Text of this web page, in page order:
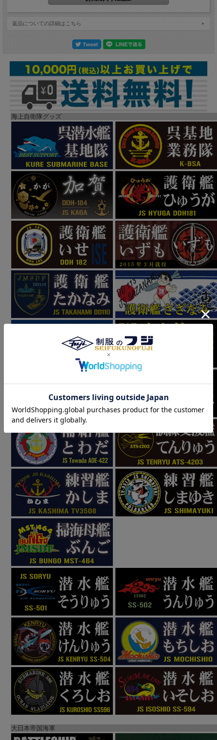
返品についての詳細はこちら
海上自衛隊グッズ
大日本帝国海軍